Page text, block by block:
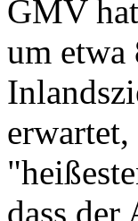
GMV
um etwa
dass